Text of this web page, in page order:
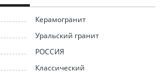
Керамогранит
Уральский гранит
РОССИЯ
Классический